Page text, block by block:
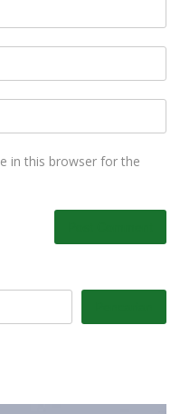
in this browser for the